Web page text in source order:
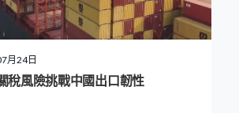
月24日
稅風險挑戰中國出口韌性